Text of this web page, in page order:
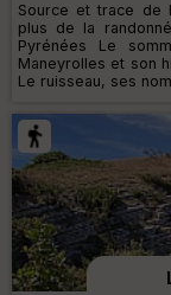
Source et trace de
plus de la
Pyrénées Le
Maneyrolles et son
Le ruisseau, ses